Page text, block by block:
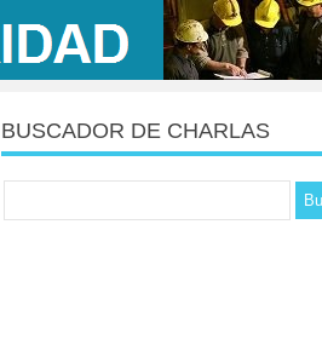
BUSCADOR DE CHARLAS